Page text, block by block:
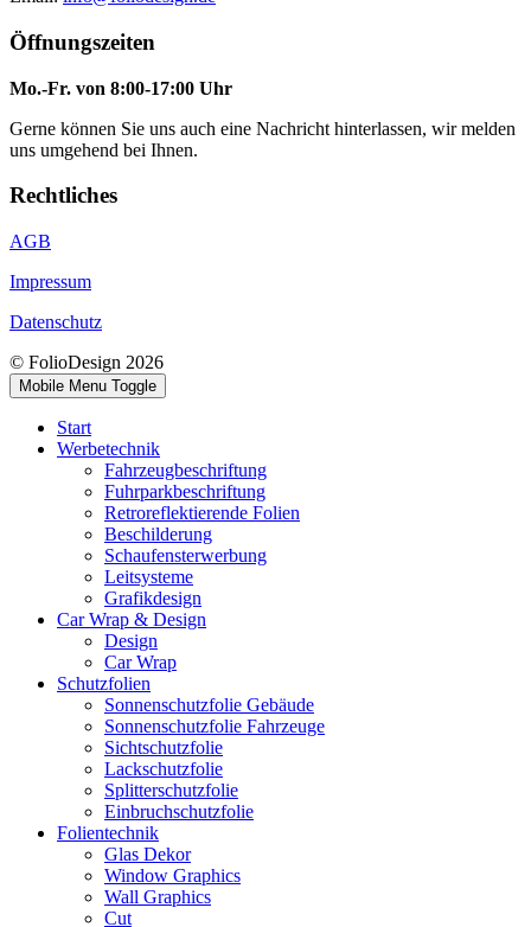
Öffnungszeiten
Mo.-Fr. von 8:00-17:00 Uhr
Gerne können Sie uns auch eine Nachricht hinterlassen, wir melden
uns umgehend bei Ihnen.
Rechtliches
AGB
Impressum
Datenschutz
© FolioDesign 2026
Mobile Menu Toggle
Start
Werbetechnik
Fahrzeugbeschriftung
Fuhrparkbeschriftung
Retroreflektierende Folien
Beschilderung
Schaufensterwerbung
Leitsysteme
Grafikdesign
Car Wrap & Design
Design
Car Wrap
Schutzfolien
Sonnenschutzfolie Gebäude
Sonnenschutzfolie Fahrzeuge
Sichtschutzfolie
Lackschutzfolie
Splitterschutzfolie
Einbruchschutzfolie
Folientechnik
Glas Dekor
Window Graphics
Wall Graphics
Cut